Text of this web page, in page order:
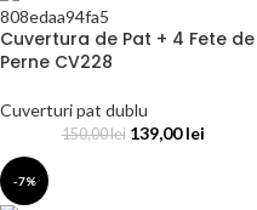
Cuvertura de Pat + 4 Fete de
Perne CV228
Cuverturi pat dublu
150,00lei 139,00lei
-7%